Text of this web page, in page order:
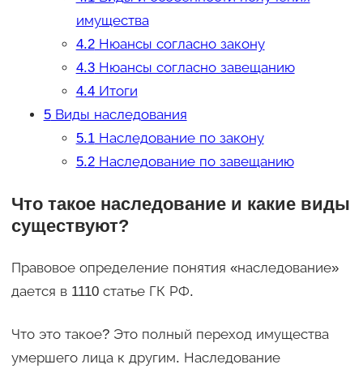
имущества
4.2Нюансы согласно закону
4.3Нюансы согласно завещанию
4.4Итоги
5Виды наследования
5.1Наследование по закону
5.2Наследование по завещанию
Что такое наследование и какие виды
существуют?
Правовое определение понятия «наследование»
дается в 1110 статье ГК РФ.
Что это такое? Это полный переход имущества
умершего лица к другим. Наследование